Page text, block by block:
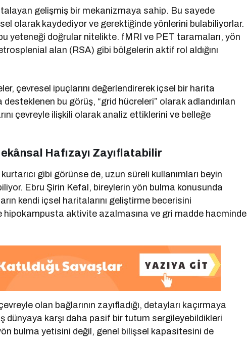
gelişmiş bir mekanizmaya sahip. Bu sayede
olarak kaydediyor ve gerektiğinde yönlerini bulabiliyorlar.
yeteneği doğrular nitelikte. fMRI ve PET taramaları, yön
alan (RSA) gibi bölgelerin aktif rol aldığını
çevresel ipuçlarını değerlendirerek içsel bir harita
bu görüş, “grid hücreleri” olarak adlandırılan
çevreyle ilişkili olarak analiz ettiklerini ve belleğe
Hafızayı Zayıflatabilir
gibi görünse de, uzun süreli kullanımları beyin
Ebru Şirin Kefal, bireylerin yön bulma konusunda
kendi içsel haritalarını geliştirme becerisini
hipokampusta aktivite azalmasına ve gri madde hacminde
olan bağlarının zayıfladığı, detayları kaçırmaya
dünyaya karşı daha pasif bir tutum sergileyebildikleri
bulma yetisini değil, genel bilişsel kapasitesini de